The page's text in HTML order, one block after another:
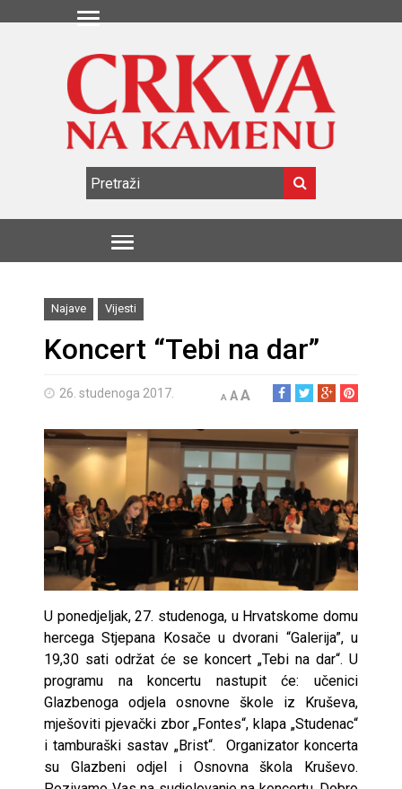
Najave Vijesti
Koncert “Tebi na dar”
26. studenoga 2017. A AA
U ponedjeljak, 27. studenoga, u Hrvatskome domu
hercega Stjepana Kosače u dvorani “Galerija”, u
19,30 sati održat će se koncert „Tebi na dar“. U
programu na koncertu nastupit će: učenici
Glazbenoga odjela osnovne škole iz Kruševa,
mješoviti pjevački zbor „Fontes“, klapa „Studenac“
i tamburaški sastav „Brist“. Organizator koncerta
su Glazbeni odjel i Osnovna škola Kruševo.